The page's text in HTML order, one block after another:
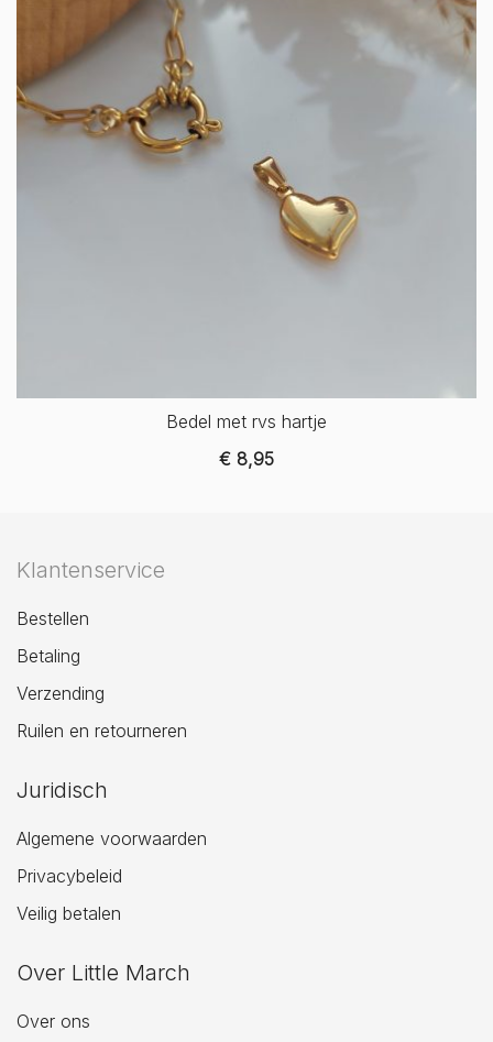
Bedel met rvs hartje
€ 8,95
Klantenservice
Bestellen
Betaling
Verzending
Ruilen en retourneren
Juridisch
Algemene voorwaarden
Privacybeleid
Veilig betalen
Over Little March
Over ons